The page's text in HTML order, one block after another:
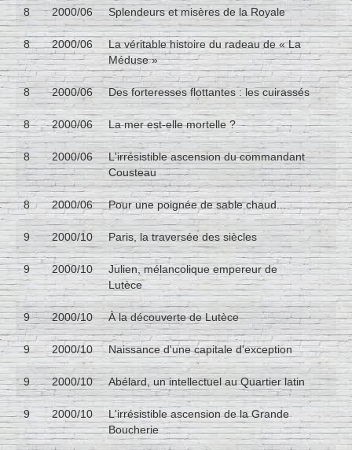
8 2000/06 Splendeurs et misères de la Royale
8 2000/06
La véritable histoire du radeau de « La
Méduse »
8 2000/06 Des forteresses flottantes : les cuirassés
8 2000/06 La mer est-elle mortelle ?
8 2000/06
L'irrésistible ascension du commandant
Cousteau
8 2000/06 Pour une poignée de sable chaud...
9 2000/10 Paris, la traversée des siècles
9 2000/10
Julien, mélancolique empereur de
Lutèce
9 2000/10 À la découverte de Lutèce
9 2000/10 Naissance d'une capitale d'exception
9 2000/10 Abélard, un intellectuel au Quartier latin
9 2000/10
L'irrésistible ascension de la Grande
Boucherie